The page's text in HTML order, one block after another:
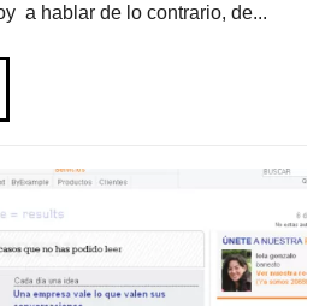
a hablar de lo contrario, de...